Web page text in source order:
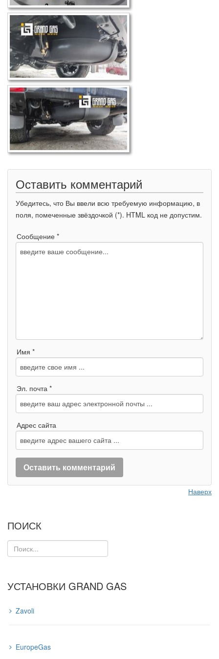
Оставить комментарий
Убедитесь, что Вы ввели всю требуемую информацию, в
поля, помеченные звёздочкой (*). HTML код не допустим.
Сообщение *
Имя *
Эл. почта *
Адрес сайта
Наверх
ПОИСК
УСТАНОВКИ GRAND GAS
Zavoli
EuropeGas